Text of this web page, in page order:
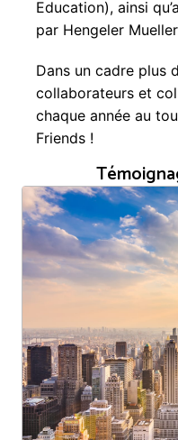
Education), ainsi
par Hengeler
Dans un cadre plus
collaborateurs et
chaque année au
Friends !